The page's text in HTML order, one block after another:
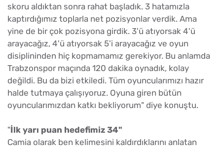
skoru aldıktan sonra rahat başladık. 3 hatamızla
kaptırdığımız toplarla net pozisyonlar verdik. Ama
yine de bir çok pozisyona girdik. 3'ü atıyorsak 4'ü
arayacağız, 4'ü atıyorsak 5'i arayacağız ve oyun
disiplininden hiç kopmamamız gerekiyor. Bu anlamda
Trabzonspor maçında 120 dakika oynadık, kolay
değildi. Bu da bizi etkiledi. Tüm oyuncularımızı hazır
halde tutmaya çalışıyoruz. Oyuna giren bütün
oyuncularımızdan katkı bekliyorum" diye konuştu.
"İlk yarı puan hedefimiz 34"
Camia olarak ben kelimesini kaldırdıklarını anlatan